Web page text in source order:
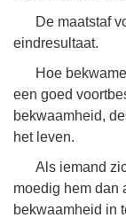
De maatstaf
eindresultaat.
Hoe
een goed
bekwaamheid,
het leven.
Als iemand
moedig hem dan
bekwaamheid in